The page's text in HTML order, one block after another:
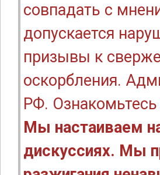
совпадать с
допускается
призывы к
оскорбления.
РФ.
Мы настаиваем
дискуссиях. Мы